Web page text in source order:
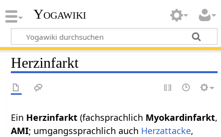
Yogawiki
Herzinfarkt
Ein Herzinfarkt (fachsprachlich Myokardinfarkt,
AMI; umgangssprachlich auch Herzattacke,